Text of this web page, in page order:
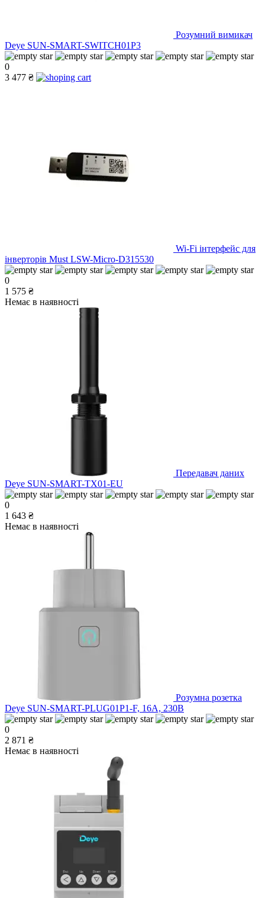
Розумний вимикач
Deye SUN-SMART-SWITCH01P3
0
3 477 ₴
Wi-Fi інтерфейс для
інверторів Must LSW-Micro-D315530
0
1 575 ₴
Немає в наявності
Передавач даних
Deye SUN-SMART-TX01-EU
0
1 643 ₴
Немає в наявності
Розумна розетка
Deye SUN-SMART-PLUG01P1-F, 16A, 230B
0
2 871 ₴
Немає в наявності